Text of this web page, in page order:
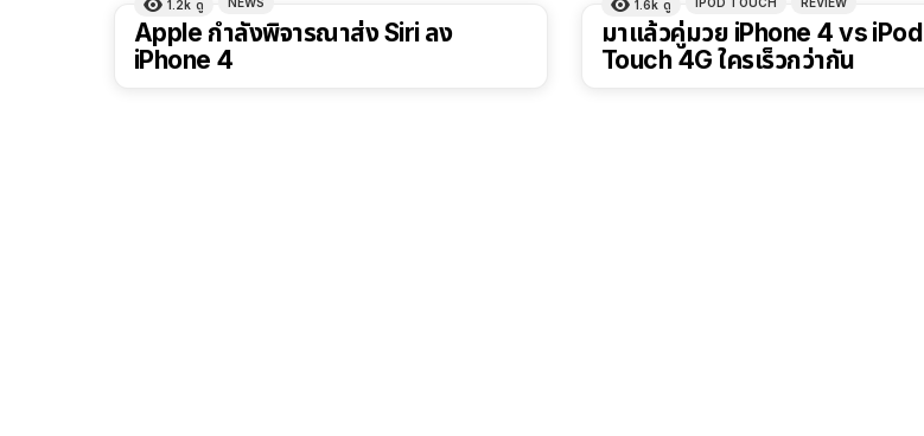
1.2k ดู
Apple กำลังพิจารณาส่ง Siri ลง
iPhone 4
1.6k ดู
มาแล้วคู่มวย iPhone 4 vs iPod
Touch 4G ใครเร็วกว่ากัน